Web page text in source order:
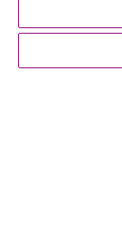
Obsługa